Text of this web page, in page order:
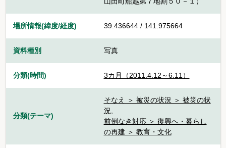
場所情報(緯度/経度) 39.436644 / 141.975664
資料種別 写真
分類(時間) 3カ月（2011.4.12～6.11）
分類(テーマ)
そなえ ＞ 被災の状況 ＞ 被災の状
況,
前例なき対応 ＞ 復興へ・暮らし
の再建 ＞ 教育・文化